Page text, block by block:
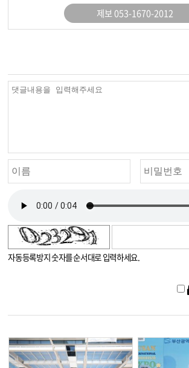
제보 053-1670-2012
자동등록방지 숫자를 순서대로 입력하세요.